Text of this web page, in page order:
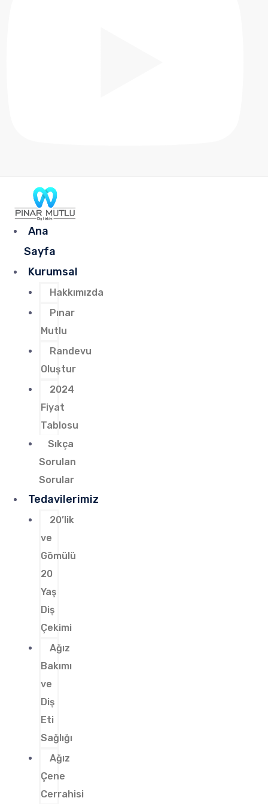
Ana
Sayfa
Kurumsal
Hakkımızda
Pınar
Mutlu
Randevu
Oluştur
2024
Fiyat
Tablosu
Sıkça
Sorulan
Sorular
Tedavilerimiz
20’lik
ve
Gömülü
20
Yaş
Diş
Çekimi
Ağız
Bakımı
ve
Diş
Eti
Sağlığı
Ağız
Çene
Cerrahisi